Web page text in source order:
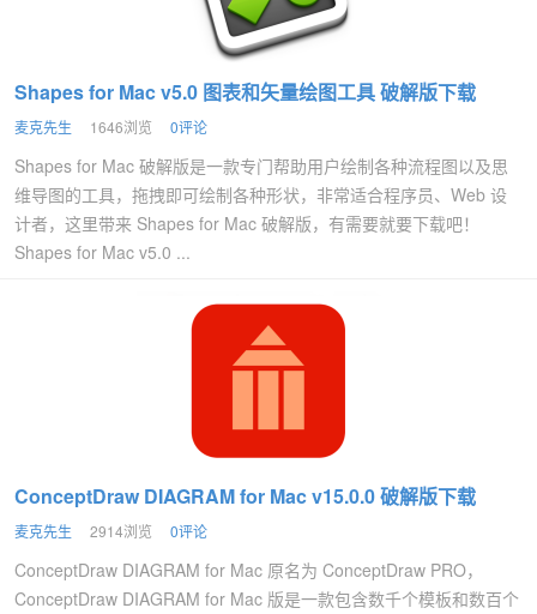
Shapes for Mac v5.0 图表和矢量绘图工具 破解版下载
麦克先生 1646浏览 0评论
Shapes for Mac 破解版是一款专门帮助用户绘制各种流程图以及思
维导图的工具，拖拽即可绘制各种形状，非常适合程序员、Web 设
计者，这里带来 Shapes for Mac 破解版，有需要就要下载吧！
Shapes for Mac v5.0 ...
ConceptDraw DIAGRAM for Mac v15.0.0 破解版下载
麦克先生 2914浏览 0评论
ConceptDraw DIAGRAM for Mac 原名为 ConceptDraw PRO，
ConceptDraw DIAGRAM for Mac 版是一款包含数千个模板和数百个